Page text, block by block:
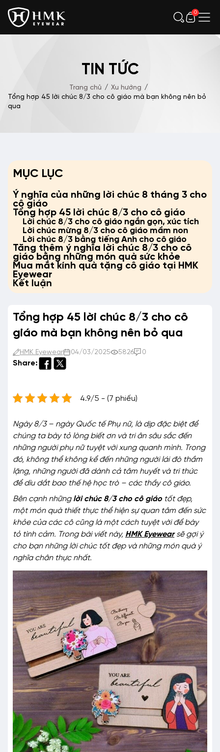
0
TIN TỨC
Trang chủ / Xu hướng /
Tổng hợp 45 lời chúc 8/3 cho cô giáo mà bạn không nên bỏ
qua
Tổng hợp 45 lời chúc 8/3 cho cô
giáo mà bạn không nên bỏ qua
HMK Eyewear 04/03/2025 5826 0
Share:
4.9/5 - (7 phiếu)
Ngày 8/3 – ngày Quốc tế Phụ nữ, là dịp đặc biệt để
chúng ta bày tỏ lòng biết ơn và tri ân sâu sắc đến
những người phụ nữ tuyệt vời xung quanh mình. Trong
đó, không thể không kể đến những người lái đò thầm
lặng, những người đã dành cả tâm huyết và tri thức
để dìu dắt bao thế hệ học trò – các thầy cô giáo.
Bên cạnh những lời chúc 8/3 cho cô giáo tốt đẹp,
một món quà thiết thực thể hiện sự quan tâm đến sức
khỏe của các cô cũng là một cách tuyệt vời để bày
tỏ tình cảm. Trong bài viết này, HMK Eyewearsẽ gợi ý
cho bạn những lời chúc tốt đẹp và những món quà ý
nghĩa chân thực nhất.
MỤC LỤC
Ý nghĩa của những lời chúc 8 tháng 3 cho
cô giáo
Tổng hợp 45 lời chúc 8/3 cho cô giáo
Lời chúc 8/3 cho cô giáo ngắn gọn, xúc tích
Lời chúc mừng 8/3 cho cô giáo mầm non
Lời chúc 8/3 bằng tiếng Anh cho cô giáo
Tăng thêm ý nghĩa lời chúc 8/3 cho cô
giáo bằng những món quà sức khỏe
Mua mắt kính quà tặng cô giáo tại HMK
Eyewear
Kết luận